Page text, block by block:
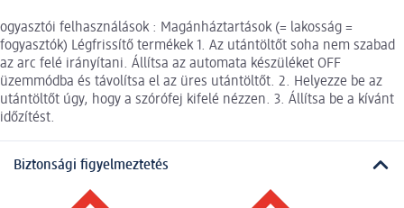
ogyasztói felhasználások : Magánháztartások (= lakosság =
fogyasztók) Légfrissítő termékek 1. Az utántöltőt soha nem szabad
az arc felé irányítani. Állítsa az automata készüléket OFF
üzemmódba és távolítsa el az üres utántöltőt. 2. Helyezze be az
utántöltőt úgy, hogy a szórófej kifelé nézzen. 3. Állítsa be a kívánt
időzítést.
Biztonsági figyelmeztetés